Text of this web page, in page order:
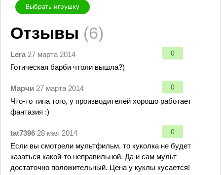
Выбрать игрушку
Отзывы (6)
Lera 27 марта 2014 0
Готическая барби чтоли вышла?)
Марчи 27 марта 2014 0
Что-то типа того, у производителей хорошо работает
фантазия :)
tat7396 28 мая 2014 0
Если вы смотрели мультфильм, то куколка не будет
казаться какой-то неправильной. Да и сам мульт
достаточно положительный. Цена у куклы кусается!